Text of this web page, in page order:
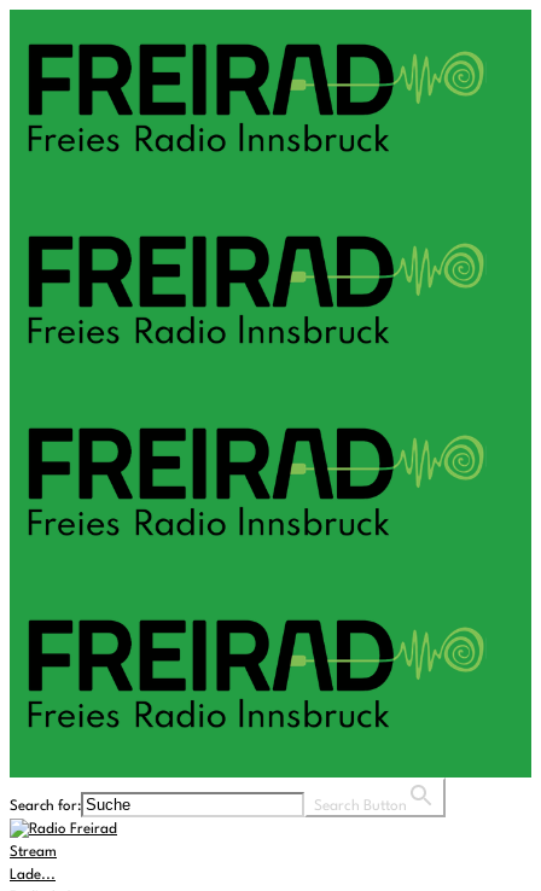
Search for: Search Button
Stream
Lade...